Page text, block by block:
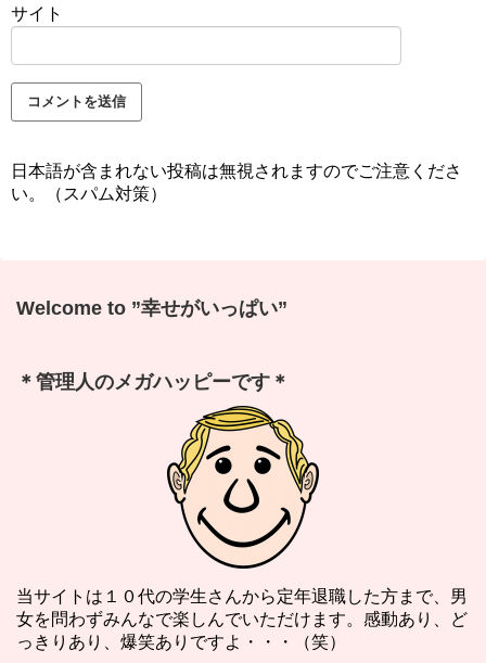
サイト
日本語が含まれない投稿は無視されますのでご注意くださ
い。（スパム対策）
Welcome to ”幸せがいっぱい”
＊管理人のメガハッピーです＊
当サイトは１０代の学生さんから定年退職した方まで、男
女を問わずみんなで楽しんでいただけます。感動あり、ど
っきりあり、爆笑ありですよ・・・（笑）